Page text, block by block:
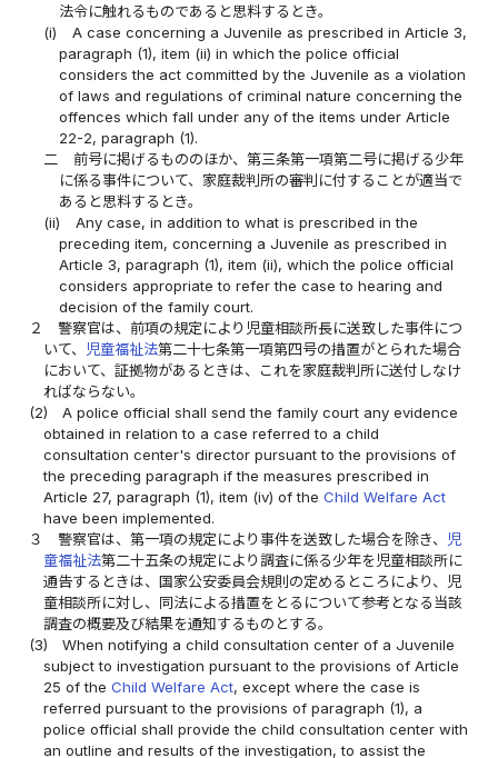
法令に触れるものであると思料するとき。
(i)
A case concerning a Juvenile as prescribed in Article 3,
paragraph (1), item (ii) in which the police official
considers the act committed by the Juvenile as a violation
of laws and regulations of criminal nature concerning the
offences which fall under any of the items under Article
22-2, paragraph (1).
二
前号に掲げるもののほか、第三条第一項第二号に掲げる少年
に係る事件について、家庭裁判所の審判に付することが適当で
あると思料するとき。
(ii)
Any case, in addition to what is prescribed in the
preceding item, concerning a Juvenile as prescribed in
Article 3, paragraph (1), item (ii), which the police official
considers appropriate to refer the case to hearing and
decision of the family court.
２
警察官は、前項の規定により児童相談所長に送致した事件につ
いて、 児童福祉法第二十七条第一項第四号の措置がとられた場合
において、証拠物があるときは、これを家庭裁判所に送付しなけ
ればならない。
(2)
A police official shall send the family court any evidence
obtained in relation to a case referred to a child
consultation center's director pursuant to the provisions of
the preceding paragraph if the measures prescribed in
Article 27, paragraph (1), item (iv) of theChild Welfare Act
have been implemented.
３
警察官は、第一項の規定により事件を送致した場合を除き、 児
童福祉法第二十五条の規定により調査に係る少年を児童相談所に
通告するときは、国家公安委員会規則の定めるところにより、児
童相談所に対し、同法による措置をとるについて参考となる当該
調査の概要及び結果を通知するものとする。
(3)
When notifying a child consultation center of a Juvenile
subject to investigation pursuant to the provisions of Article
25 of theChild Welfare Act, except where the case is
referred pursuant to the provisions of paragraph (1), a
police official shall provide the child consultation center with
an outline and results of the investigation, to assist the